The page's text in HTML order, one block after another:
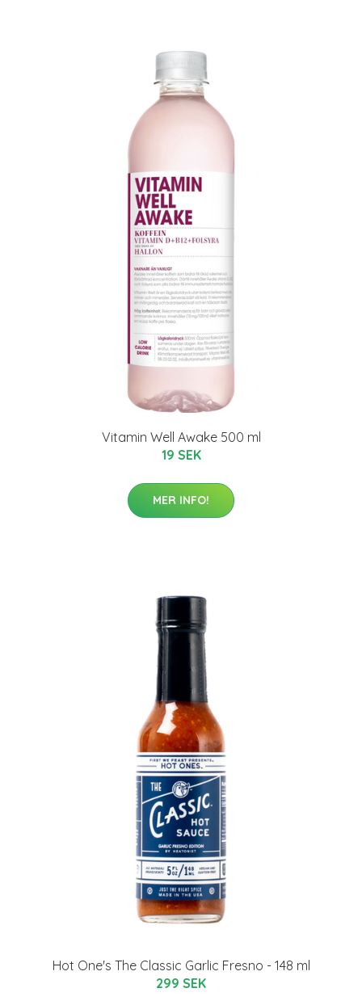
Vitamin Well Awake 500 ml
19 SEK
MER INFO!
Hot One's The Classic Garlic Fresno - 148 ml
299 SEK